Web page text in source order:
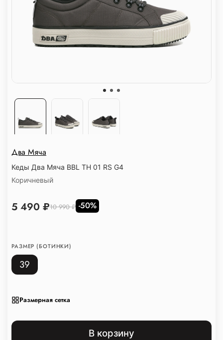
Два Мяча
Кеды Два Мяча BBL TH 01 RS G4
Коричневый
РАЗМЕР (БОТИНКИ)
39
Размерная сетка
5 490 ₽10 990 ₽ -50%
В корзину